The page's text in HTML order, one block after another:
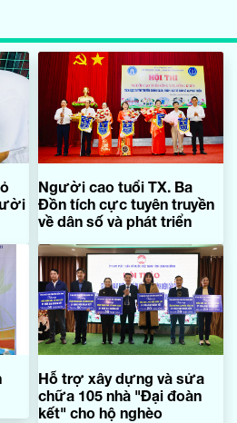
Người cao tuổi TX. Ba
Đồn tích cực tuyên truyền
về dân số và phát triển
Hỗ trợ xây dựng và sửa
chữa 105 nhà "Đại đoàn
kết" cho hộ nghèo